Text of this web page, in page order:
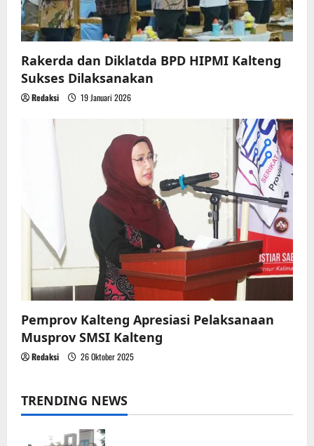
Rakerda dan Diklatda BPD HIPMI Kalteng
Sukses Dilaksanakan
Redaksi 19 Januari 2026
Pemprov Kalteng Apresiasi Pelaksanaan
Musprov SMSI Kalteng
Redaksi 26 Oktober 2025
TRENDING NEWS